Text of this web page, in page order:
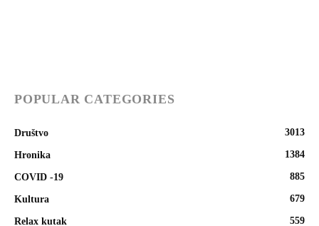
POPULAR CATEGORIES
Društvo 3013
Hronika 1384
COVID -19 885
Kultura 679
Relax kutak 559